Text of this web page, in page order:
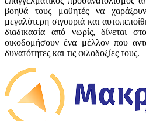
βοηθά τους μαθητές να
μεγαλύτερη σιγουριά και
διαδικασία από νωρίς, δίνεται
οικοδομήσουν ένα μέλλον που
δυνατότητες και τις φιλοδοξίες τους.